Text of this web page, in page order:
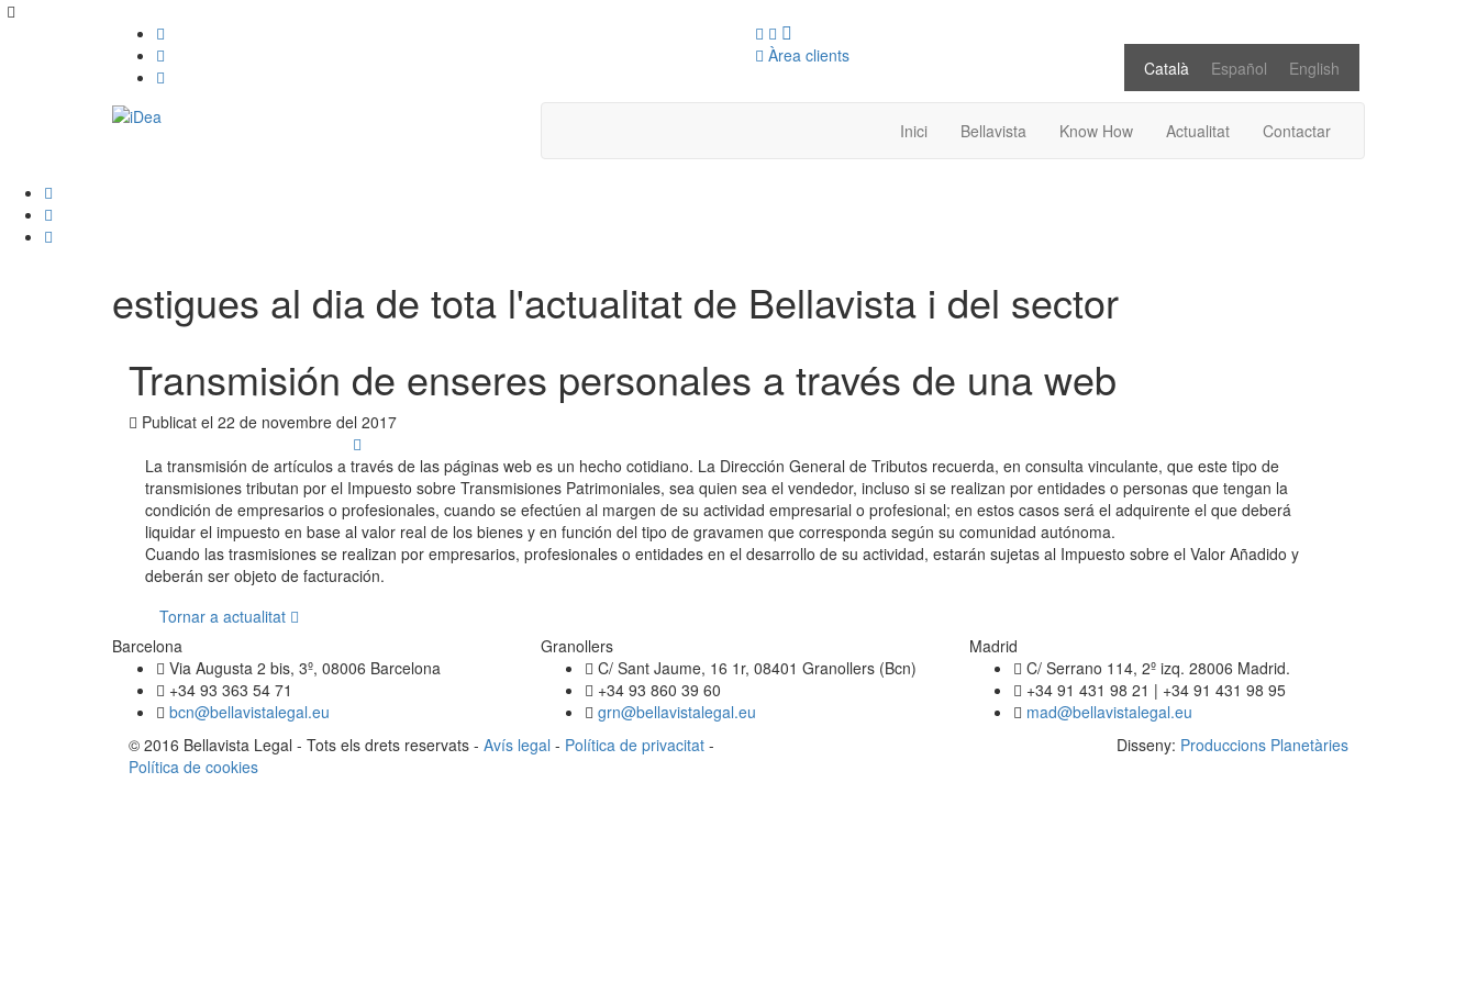
Català Español English
Àrea clients
Inici Bellavista Know How Actualitat Contactar
estigues al dia de tota l'actualitat de Bellavista i del sector
Transmisión de enseres personales a través de una web
Publicat el 22 de novembre del 2017
La transmisión de artículos a través de las páginas web es un hecho cotidiano. La Dirección General de Tributos recuerda, en consulta vinculante, que este tipo de
transmisiones tributan por el Impuesto sobre Transmisiones Patrimoniales, sea quien sea el vendedor, incluso si se realizan por entidades o personas que tengan la
condición de empresarios o profesionales, cuando se efectúen al margen de su actividad empresarial o profesional; en estos casos será el adquirente el que deberá
liquidar el impuesto en base al valor real de los bienes y en función del tipo de gravamen que corresponda según su comunidad autónoma.
Cuando las trasmisiones se realizan por empresarios, profesionales o entidades en el desarrollo de su actividad, estarán sujetas al Impuesto sobre el Valor Añadido y
deberán ser objeto de facturación.
Tornar a actualitat
Barcelona
Via Augusta 2 bis, 3º, 08006 Barcelona
+34 93 363 54 71
bcn@bellavistalegal.eu
Granollers
C/ Sant Jaume, 16 1r, 08401 Granollers (Bcn)
+34 93 860 39 60
grn@bellavistalegal.eu
Madrid
C/ Serrano 114, 2º izq. 28006 Madrid.
+34 91 431 98 21 | +34 91 431 98 95
mad@bellavistalegal.eu
© 2016 Bellavista Legal - Tots els drets reservats - Avís legal - Política de privacitat -
Política de cookies
Disseny: Produccions Planetàries